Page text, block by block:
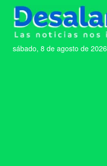
sábado, 8 de agosto de 2026